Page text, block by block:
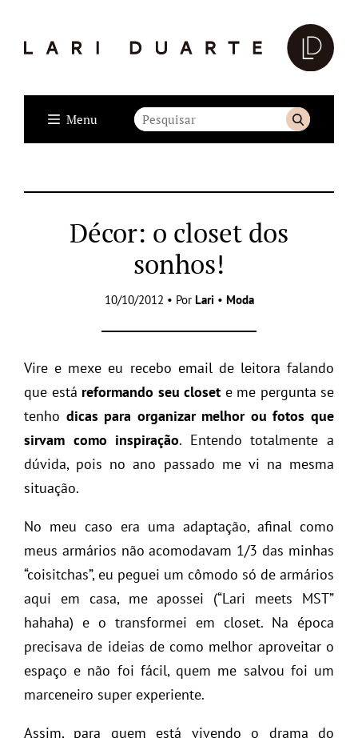
Menu
Décor: o closet dos
sonhos!
10/10/2012 • Por Lari • Moda
Vire e mexe eu recebo email de leitora falando
que está reformando seu closet e me pergunta se
tenho dicas para organizar melhor ou fotos que
sirvam como inspiração. Entendo totalmente a
dúvida, pois no ano passado me vi na mesma
situação.
No meu caso era uma adaptação, afinal como
meus armários não acomodavam 1/3 das minhas
“coisitchas”, eu peguei um cômodo só de armários
aqui em casa, me apossei (“Lari meets MST”
hahaha) e o transformei em closet. Na época
precisava de ideias de como melhor aproveitar o
espaço e não foi fácil, quem me salvou foi um
marceneiro super experiente.
Assim, para quem está vivendo o drama do